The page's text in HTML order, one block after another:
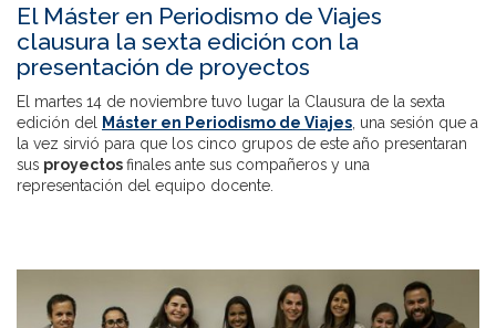
El Máster en Periodismo de Viajes
clausura la sexta edición con la
presentación de proyectos
El martes 14 de noviembre tuvo lugar la Clausura de la sexta
edición del
Máster en Periodismo de Viajes , una sesión que a
la vez sirvió para que los cinco grupos de este año presentaran
sus proyectosfinales ante sus compañeros y una
representación del equipo docente.